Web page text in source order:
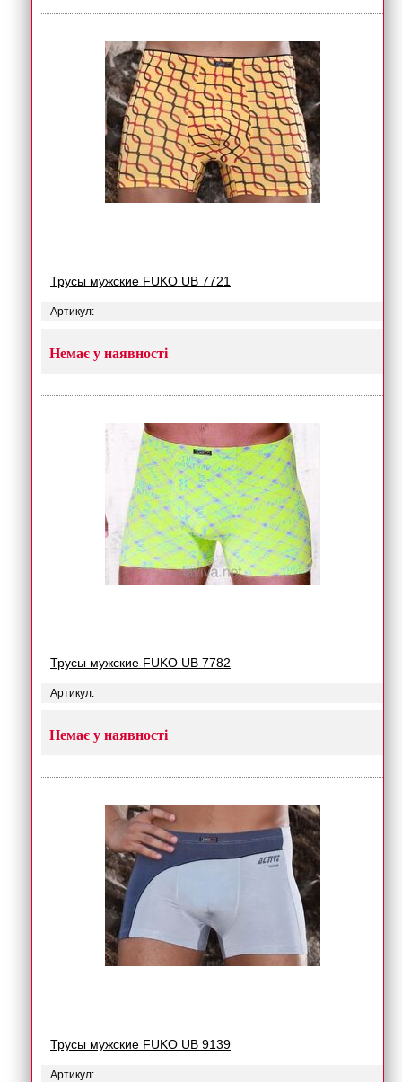
Трусы мужские FUKO UB 7721
Артикул:
Немає у наявності
Трусы мужские FUKO UB 7782
Артикул:
Немає у наявності
Трусы мужские FUKO UB 9139
Артикул: